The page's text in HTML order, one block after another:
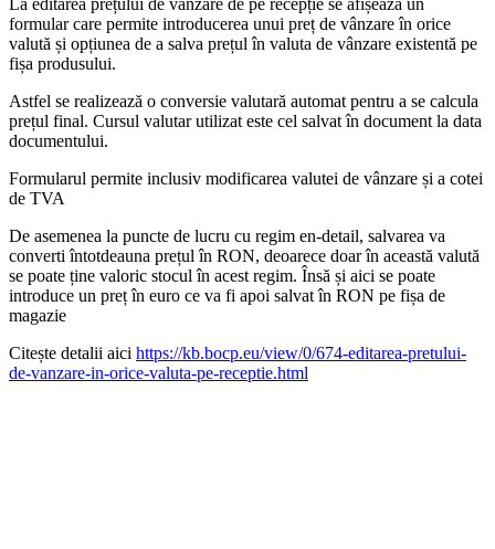
formular care permite introducerea unui preț de vânzare în orice
valută și opțiunea de a salva prețul în valuta de vânzare existentă pe
fișa produsului.
Astfel se realizează o conversie valutară automat pentru a se calcula
prețul final. Cursul valutar utilizat este cel salvat în document la data
documentului.
Formularul permite inclusiv modificarea valutei de vânzare și a cotei
de TVA
De asemenea la puncte de lucru cu regim en-detail, salvarea va
converti întotdeauna prețul în RON, deoarece doar în această valută
se poate ține valoric stocul în acest regim. Însă și aici se poate
introduce un preț în euro ce va fi apoi salvat în RON pe fișa de
magazie
Citește detalii aici https://kb.bocp.eu/view/0/674-editarea-pretului-
de-vanzare-in-orice-valuta-pe-receptie.html